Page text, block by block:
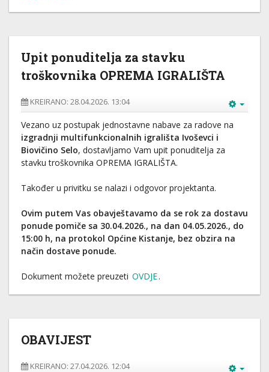
Upit ponuditelja za stavku
troškovnika OPREMA IGRALIŠTA
KREIRANO: 28.04.2026. 13:04
Vezano uz postupak jednostavne nabave za radove na
izgradnji multifunkcionalnih igrališta Ivoševci i
Biovičino Selo, dostavljamo Vam upit ponuditelja za
stavku troškovnika OPREMA IGRALIŠTA.
Također u privitku se nalazi i odgovor projektanta.
Ovim putem Vas obavještavamo da se rok za dostavu
ponude pomiče sa 30.04.2026., na dan 04.05.2026., do
15:00 h, na protokol Općine Kistanje, bez obzira na
način dostave ponude.
Dokument možete preuzeti OVDJE.
OBAVIJEST
KREIRANO: 27.04.2026. 12:04